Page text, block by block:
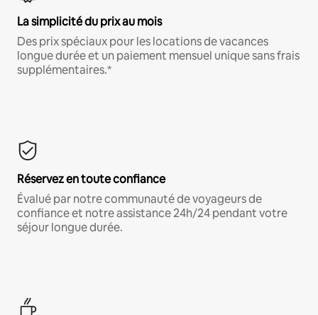
La simplicité du prix au mois
Des prix spéciaux pour les locations de vacances
longue durée et un paiement mensuel unique sans frais
supplémentaires.*
Réservez en toute confiance
Évalué par notre communauté de voyageurs de
confiance et notre assistance 24h/24 pendant votre
séjour longue durée.